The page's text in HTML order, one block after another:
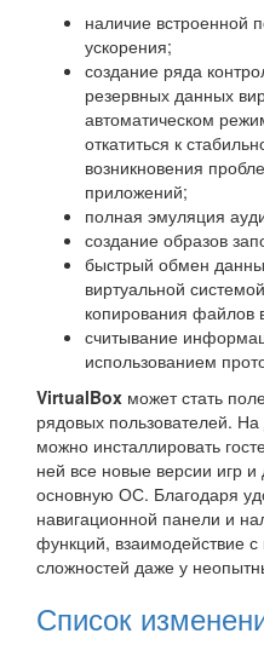
наличие встроенной
ускорения;
создание ряда
резервных данных
автоматическом
откатиться к
возникновения
приложений;
полная эмуляция
создание образов
быстрый обмен
виртуальной
копирования файлов
считывание
использованием
VirtualBox может стать
рядовых пользователей.
можно инсталлировать
ней все новые версии игр
основную ОС. Благодаря
навигационной панели и
функций, взаимодействие
сложностей даже у
Список